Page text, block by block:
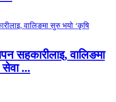
सहकारीलाइ, वालिङमा
...